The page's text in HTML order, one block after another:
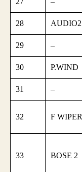
28 AUDIO2
29 –
30 P.WIND
31 –
32 F WIPER
33 BOSE 2